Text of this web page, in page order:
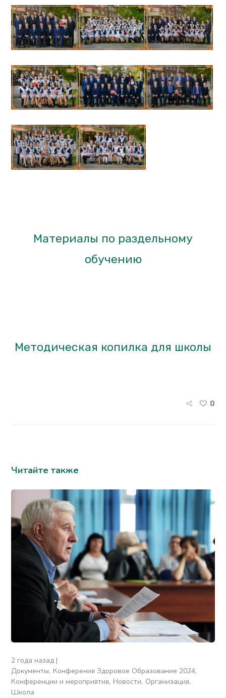
Материалы по раздельному
обучению
Методическая копилка для школы
0
Читайте также
2 года назад
Документы Конферения Здоровое Образование 2024
Конференции и мероприятия Новости Организация
Школа